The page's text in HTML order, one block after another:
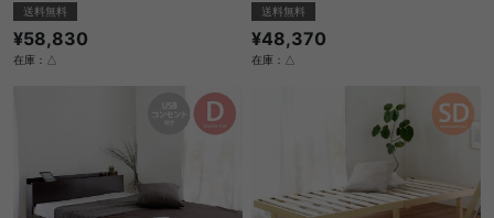
送料無料
¥58,830
在庫：△
送料無料
¥48,370
在庫：△